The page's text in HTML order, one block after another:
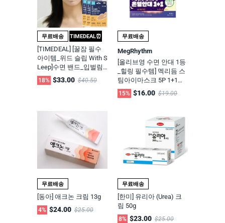
무료배송 TIMEDEAL⏰
[TIMEDEAL] [꿀잠 필수
아이템_위드 슬립 With S
Leep]수면 밴드_입벌림
방지 & 숙면 입막음, 무호
흡 코골이 방지 테이프_
18% $33.00 $40.50
무료배송
MegRhythm
[올리브영 수면 안대 1등
_힐링 필수템] 멕리듬 스
팀아이마스크 5P 1+1기
획 세트- 라벤더향
15% $16.00 $19.00
무료배송
[동아] 애크논 크림 13g
4% $24.00 $25.00
무료배송
[한미] 유리아 (Urea) 크
림 50g
8% $23.00 $25.00